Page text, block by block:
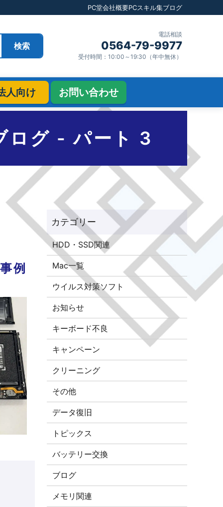
PC堂会社概要PCスキル集ブログ
検索
電話相談
0564-79-9977
受付時間：10:00～19:30（年中無休）
人向け お問い合わせ
ログ - パート 3
例
HDD・SSD関連
Mac一覧
ウイルス対策ソフト
お知らせ
キーボード不良
キャンペーン
クリーニング
その他
データ復旧
トピックス
バッテリー交換
ブログ
メモリ関連